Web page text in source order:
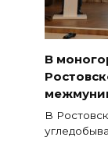
В
В